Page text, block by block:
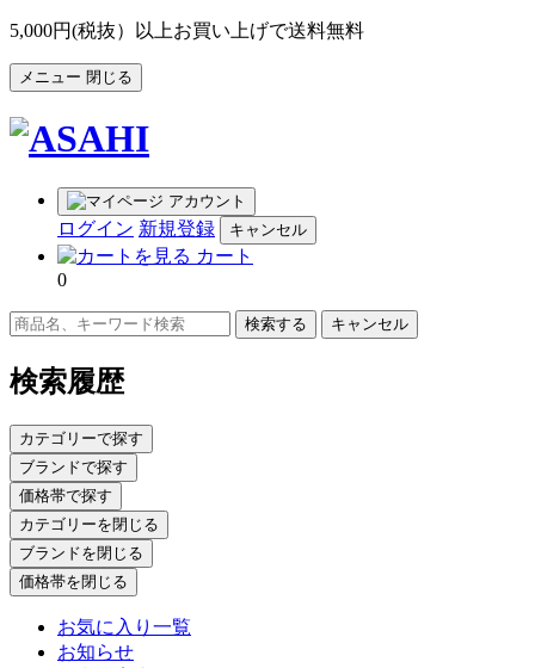
5,000円(税抜）以上お買い上げで送料無料
メニュー 閉じる
アカウント
ログイン 新規登録 キャンセル
カート
0
キャンセル
検索履歴
カテゴリーで探す
ブランドで探す
価格帯で探す
カテゴリーを閉じる
ブランドを閉じる
価格帯を閉じる
お気に入り一覧
お知らせ